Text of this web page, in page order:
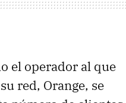
el operador al que
red, Orange, se